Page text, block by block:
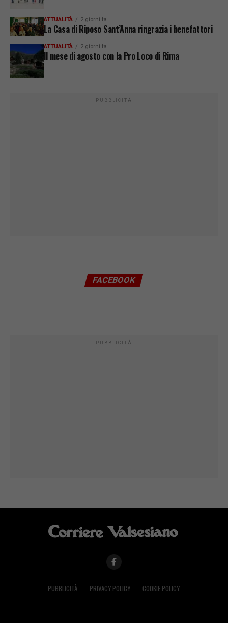
ATTUALITÀ 2 giorni fa
La Casa di Riposo Sant’Anna ringrazia i benefattori
ATTUALITÀ 2 giorni fa
Il mese di agosto con la Pro Loco di Rima
PUBBLICITÀ
FACEBOOK
PUBBLICITÀ
PUBBLICITÀ PRIVACY POLICY COOKIE POLICY